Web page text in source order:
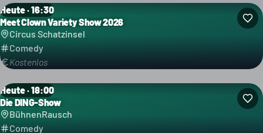
Heute · 16:30
Meet Clown Variety Show 2026
Circus Schatzinsel
Comedy
Kostenlos
Kategorie: Comedy
Heute · 18:00
Die DING-Show
BühnenRausch
Comedy
Kategorie: Comedy